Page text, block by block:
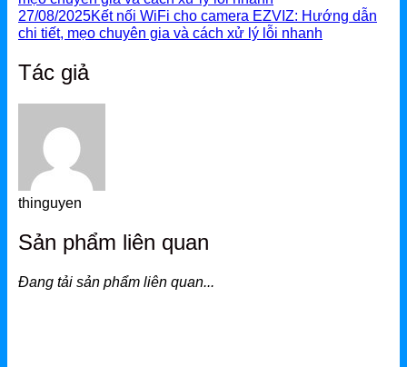
27/08/2025Kết nối WiFi cho camera EZVIZ: Hướng dẫn
chi tiết, mẹo chuyên gia và cách xử lý lỗi nhanh
Tác giả
thinguyen
Sản phẩm liên quan
Đang tải sản phẩm liên quan...